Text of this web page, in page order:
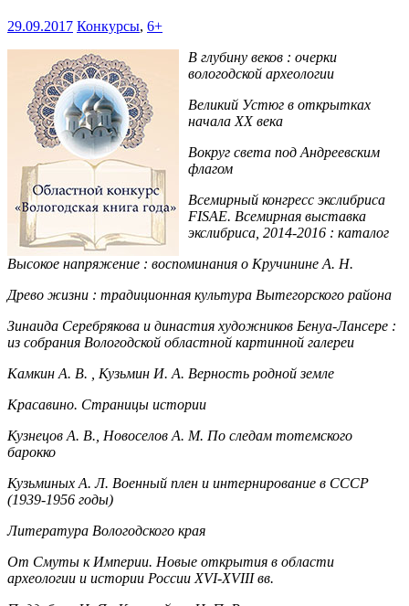
29.09.2017 Конкурсы, 6+
В глубину веков : очерки
вологодской археологии
Великий Устюг в открытках
начала XX века
Вокруг света под Андреевским
флагом
Всемирный конгресс экслибриса
FISAE. Всемирная выставка
экслибриса, 2014-2016 : каталог
Высокое напряжение : воспоминания о Кручинине А. Н.
Древо жизни : традиционная культура Вытегорского района
Зинаида Серебрякова и династия художников Бенуа-Лансере :
из собрания Вологодской областной картинной галереи
Камкин А. В. , Кузьмин И. А. Верность родной земле
Красавино. Страницы истории
Кузнецов А. В., Новоселов А. М. По следам тотемского
барокко
Кузьминых А. Л. Военный плен и интернирование в СССР
(1939-1956 годы)
Литература Вологодского края
От Смуты к Империи. Новые открытия в области
археологии и истории России XVI-XVIII вв.